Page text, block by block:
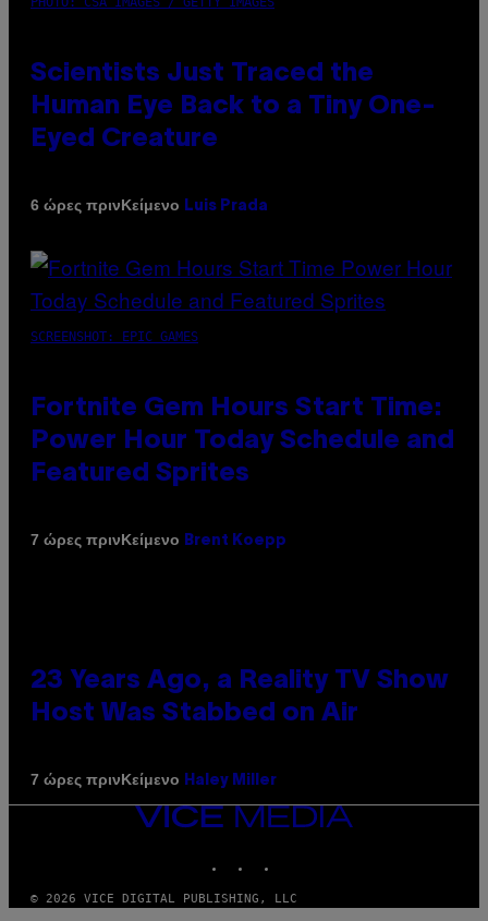
Scientists Just Traced the
Human Eye Back to a Tiny One-
Eyed Creature
6 ώρες πρινΚείμενο Luis Prada
SCREENSHOT: EPIC GAMES
Fortnite Gem Hours Start Time:
Power Hour Today Schedule and
Featured Sprites
7 ώρες πρινΚείμενο Brent Koepp
23 Years Ago, a Reality TV Show
Host Was Stabbed on Air
7 ώρες πρινΚείμενο Haley Miller
VICE
MEDIA
© 2026 VICE DIGITAL PUBLISHING, LLC